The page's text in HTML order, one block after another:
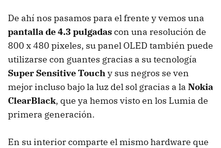
De ahí nos pasamos para el frente y vemos una
pantalla de 4.3 pulgadascon una resolución de
800 x 480 pixeles, su panel OLED también puede
utilizarse con guantes gracias a su tecnología
Super Sensitive Touchy sus negros se ven
mejor incluso bajo la luz del sol gracias a la Nokia
ClearBlack, que ya hemos visto en los Lumia de
primera generación.
En su interior comparte el mismo hardware que